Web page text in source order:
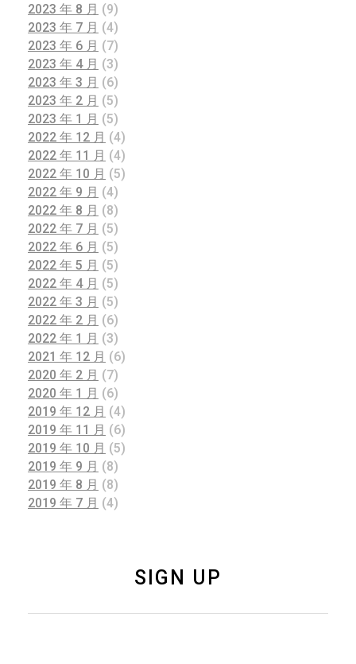
2023 年 8 月 (9)
2023 年 7 月 (4)
2023 年 6 月 (7)
2023 年 4 月 (3)
2023 年 3 月 (6)
2023 年 2 月 (5)
2023 年 1 月 (5)
2022 年 12 月 (4)
2022 年 11 月 (4)
2022 年 10 月 (5)
2022 年 9 月 (4)
2022 年 8 月 (8)
2022 年 7 月 (5)
2022 年 6 月 (5)
2022 年 5 月 (5)
2022 年 4 月 (5)
2022 年 3 月 (5)
2022 年 2 月 (6)
2022 年 1 月 (3)
2021 年 12 月 (6)
2020 年 2 月 (7)
2020 年 1 月 (6)
2019 年 12 月 (4)
2019 年 11 月 (6)
2019 年 10 月 (5)
2019 年 9 月 (8)
2019 年 8 月 (8)
2019 年 7 月 (4)
SIGN UP